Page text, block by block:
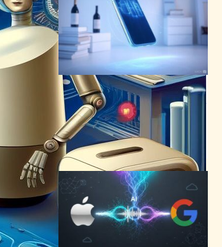
Google:Gemini2.0や
Astra─AIアシスタントの概念
を一新する革新的プロジェク
ト発表
AI（人工知能）ニュース
2024年12月12日12:56